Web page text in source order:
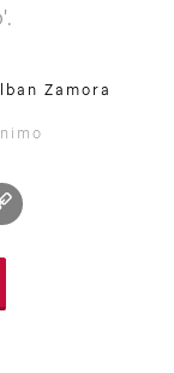
Zamora